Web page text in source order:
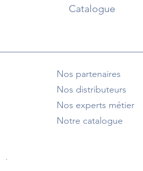
Catalogue
Nos partenaires
Nos distributeurs
Nos experts métier
Notre catalogue